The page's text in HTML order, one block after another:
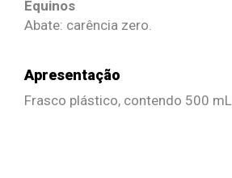
Equinos
Abate: carência zero.
Apresentação
Frasco plástico, contendo 500 mL.